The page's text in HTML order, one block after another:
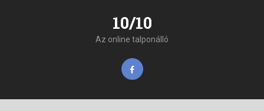
10/10
Az online talponálló